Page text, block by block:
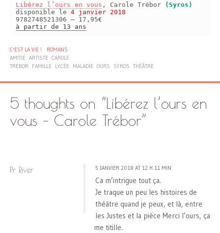
Libérez l’ours en vous , Carole Trébor
(Syros)
disponible le 4 janvier 2018
9782748521306 – 17,95€
à partir de 13 ans
C'EST LA VIE !
ROMANS
AMITIÉ ARTISTE CAROLE
TRÉBOR
FAMILLE LYCÉE MALADIE OURS SYROS THÉÂTRE
5 thoughts on “Libérez l’ours en
vous – Carole Trébor”
Pr River 5 JANVIER 2018 AT 12 H 11 MIN
Ca m’intrigue tout ça.
Je traque un peu les histoires de
théâtre quand je peux, et là, entre
les Justes et la pièce Merci l’ours, ça
me titille.